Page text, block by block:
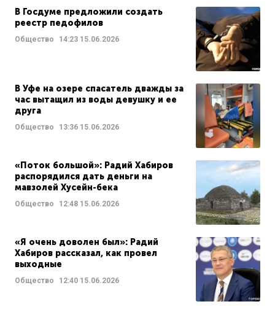
В Госдуме предложили создать
реестр педофилов
Общество 14:23 15.06.2026
В Уфе на озере спасатель дважды за
час вытащил из воды девушку и ее
друга
Общество 13:36 15.06.2026
«Поток большой»: Радий Хабиров
распорядился дать деньги на
мавзолей Хусейн-бека
Общество 12:48 15.06.2026
«Я очень доволен был»: Радий
Хабиров рассказал, как провел
выходные
Общество 12:40 15.06.2026